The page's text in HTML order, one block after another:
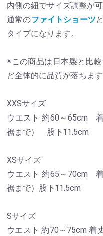
内側の紐でサイズ調整が可
通常のファイトショーツ
タイプになります。
※この商品は日本製と比
ど全体的に品質が落ちま
XXSサイズ
ウエスト 約60～65cm
裾まで） 股下11.5cm
XSサイズ
ウエスト 約65～70cm
裾まで）股下11.5cm
Sサイズ
ウエスト 約70～75cm 着